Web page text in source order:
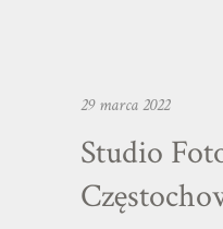
29 marca 2022
Studio